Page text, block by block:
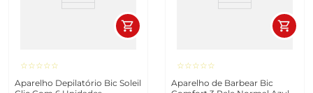
☆☆☆☆☆
Aparelho Depilatório Bic Soleil
☆☆☆☆☆
Aparelho de Barbear Bic